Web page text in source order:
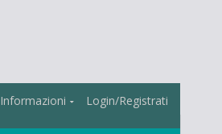
Informazioni Login/Registrati